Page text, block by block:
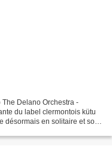
Delano Orchestra -
du label clermontois kütu
en solitaire et sort